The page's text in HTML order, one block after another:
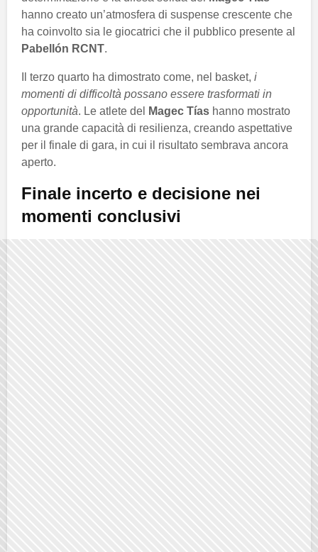
hanno creato un’atmosfera di suspense crescente che
ha coinvolto sia le giocatrici che il pubblico presente al
Pabellón RCNT.
Il terzo quarto ha dimostrato come, nel basket, i
momenti di difficoltà possano essere trasformati in
opportunità. Le atlete del Magec Tías hanno mostrato
una grande capacità di resilienza, creando aspettative
per il finale di gara, in cui il risultato sembrava ancora
aperto.
Finale incerto e decisione nei
momenti conclusivi